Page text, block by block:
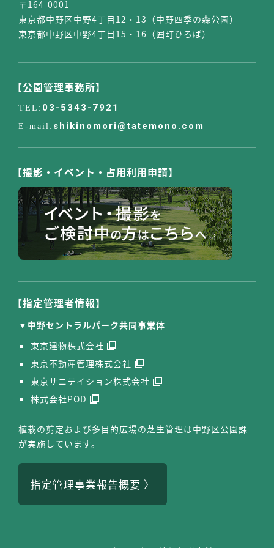
〒164-0001
東京都中野区中野4丁目12・13（中野四季の森公園）
東京都中野区中野4丁目15・16（囲町ひろば）
【公園管理事務所】
03-5343-7921
shikinomori@tatemono.com
【撮影・イベント・占用利用申請】
【指定管理者情報】
中野セントラルパーク共同事業体
東京建物株式会社
東京不動産管理株式会社
東京サニテイション株式会社
株式会社POD
植栽の剪定および多目的広場の芝生管理は中野区公園課
が実施しています。
指定管理事業報告概要